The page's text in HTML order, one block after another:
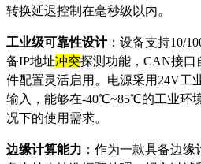
转换延迟控制在毫秒级以内。
工业级可靠性设计：设备支持10/
备IP地址冲突探测功能，CAN接口
件配置灵活启用。电源采用24V工
输入，能够在-40℃~85℃的工业环
况下的使用需求。
边缘计算能力 ：作为一款具备边缘